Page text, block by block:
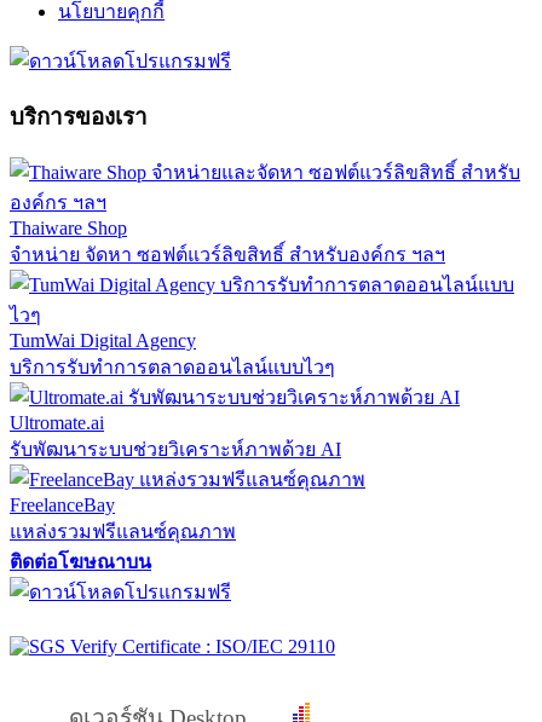
นโยบายคุกกี้
บริการของเรา
Thaiware Shop
จำหน่าย จัดหา ซอฟต์แวร์ลิขสิทธิ์ สำหรับองค์กร ฯลฯ
TumWai Digital Agency
บริการรับทำการตลาดออนไลน์แบบไวๆ
Ultromate.ai
รับพัฒนาระบบช่วยวิเคราะห์ภาพด้วย AI
FreelanceBay
แหล่งรวมฟรีแลนซ์คุณภาพ
ติดต่อโฆษณาบน